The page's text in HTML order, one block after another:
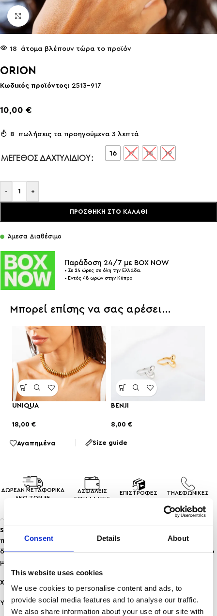
Consent Details About
This website uses cookies
We use cookies to personalise content and ads, to
provide social media features and to analyse our traffic.
We also share information about your use of our site with
Click to enlarge
18 άτομα βλέπουν τώρα το προϊόν
ORION
Κωδικός προϊόντος: 2513-917
10,00 €
8 πωλήσεις τα προηγούμενα 3 λεπτά
ΜΈΓΕΘΟΣ ΔΑΧΤΥΛΙΔΙΟΎ 16 17 18 19
- +
ΠΡΟΣΘΉΚΗ ΣΤΟ ΚΑΛΆΘΙ
Άμεσα Διαθέσιμο
Παράδοση 24/7 με BOX NOW
• Σε 24 ώρες σε όλη την Ελλάδα.
• Εντός 48 ωρών στην Κύπρο
Μπορεί επίσης να σας αρέσει…
UNIQUA
18,00 €
BENJI
8,00 €
Αγαπημένα Size guide
ΔΩΡΕΑΝ ΜΕΤΑΦΟΡΙΚΑ
ΑΝΩ ΤΩΝ 35
ΑΣΦΑΛΕΙΣ
ΣΥΝΑΛΛΑΓEΣ
ΕΠΙΣΤΡΟΦΕΣ
ΤΗΛΕΦΩΝΙΚΕΣ
Statement αποτέλεσμα
που είναι ιδιαίτερα τάση στη σύγχρονη μόδα. Ένα ιδιαίτερο
δαχτυλίδι που στολίζει τα άκρα σου και σου προσδίδει την πιο
μοντέρνα πινελιά στο outfit σου.
Χαρακτηριστικά:
Υλικό: Ανοξείδωτο Ατσάλι